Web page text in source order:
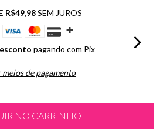
R$49,98SEM JUROS
pagando com Pix
meios de pagamento